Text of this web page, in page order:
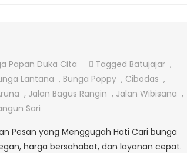
Papan Duka Cita Tagged Batujajar ,
Lantana , Bunga Poppy , Cibodas ,
, Jalan Bagus Rangin , Jalan Wibisana ,
Sari
Pesan yang Menggugah Hati Cari bunga
harga bersahabat, dan layanan cepat.